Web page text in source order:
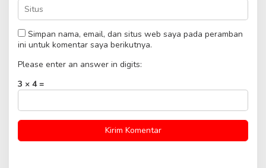
Simpan nama, email, dan situs web saya pada peramban
ini untuk komentar saya berikutnya.
Please enter an answer in digits:
3 × 4 =